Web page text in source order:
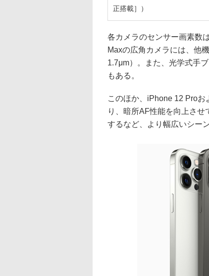
正搭載］）
各カメラのセンサー画素数
Maxの広角カメラには、他
1.7μm）。また、光学式手
もある。
このほか、iPhone 12 Pro
り、暗所AF性能を向上さ
するなど、より幅広いシー